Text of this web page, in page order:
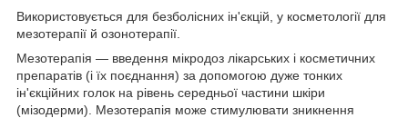
Використовується для безболісних ін'єкцій, у косметології для
мезотерапії й озонотерапії.
Мезотерапія — введення мікродоз лікарських і косметичних
препаратів (і їх поєднання) за допомогою дуже тонких
ін'єкційних голок на рівень середньої частини шкіри
(мізодерми). Мезотерапія може стимулювати зникнення